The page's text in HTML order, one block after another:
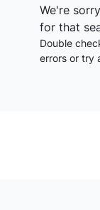
We're
for that
Double
errors or try